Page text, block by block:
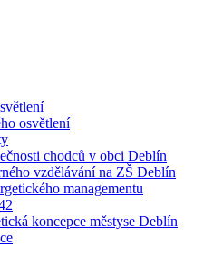
osvětlení
chodců v obci Deblín
vzdělávání na ZŠ Deblín
managementu
koncepce městyse Deblín